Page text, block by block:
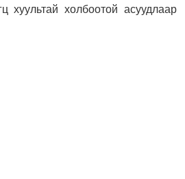
хуультай холбоотой асуудлаар